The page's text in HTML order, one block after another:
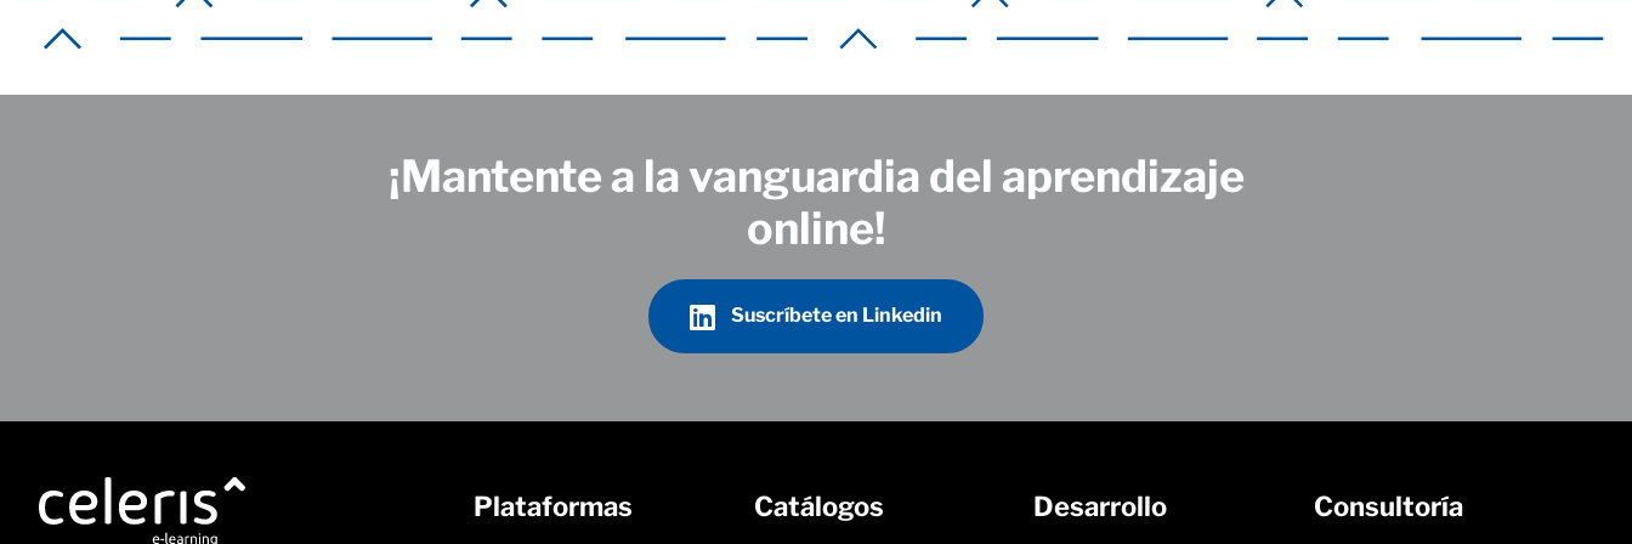
¡Mantente a la vanguardia del aprendizaje
online!
Suscríbete en Linkedin
Plataformas Catálogos Desarrollo Consultoría